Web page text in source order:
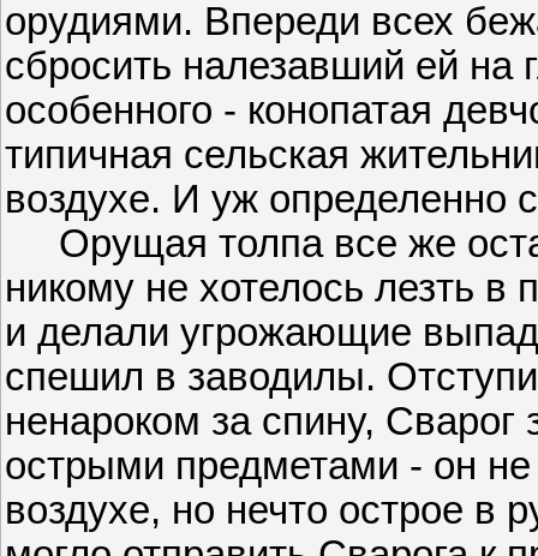
орудиями. Впереди всех
сбросить налезавший ей на
особенного - конопатая
типичная сельская
воздухе. И уж определенно
Орущая толпа все же
никому не хотелось лезть в
и делали угрожающие
спешил в заводилы.
ненароком за спину,
острыми предметами - он
воздухе, но нечто острое в